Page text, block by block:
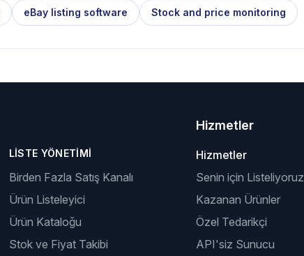
eBay listing software Stock and price monitoring
LISTE YÖNETIMI
Birden Fazla Satış Kanalı
Ürün Listeleyici
Ürün Kataloğu
Stok ve Fiyat Takibi
Hizmetler
Hizmetler
Senin için Listeliyoruz
Kazanan Ürünler
Özel Tedarikçi
API'siz Sunucu